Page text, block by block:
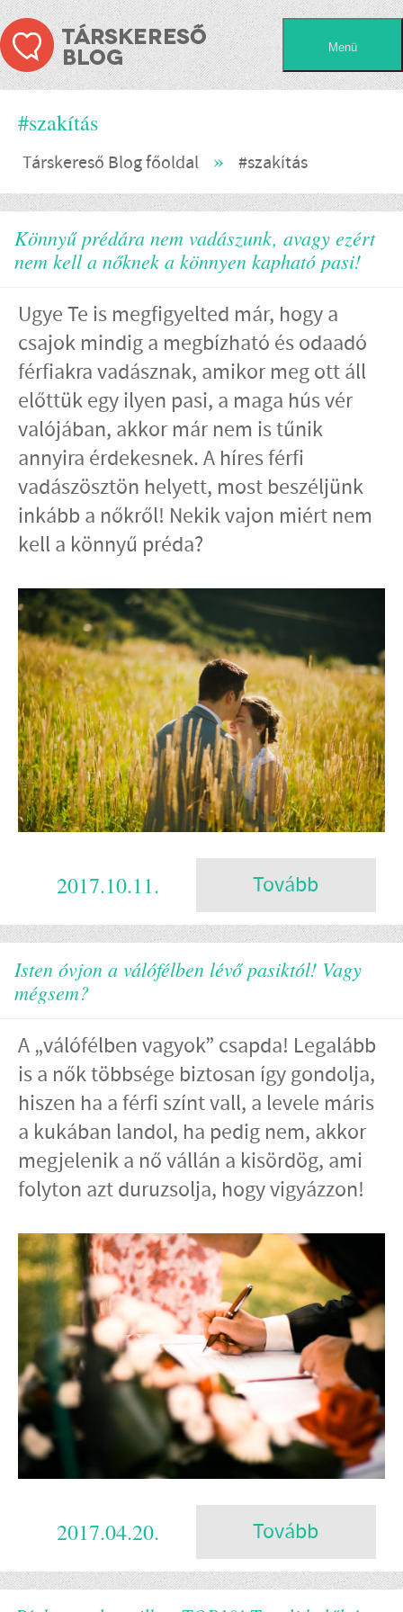
#szakítás
Társkereső Blog főoldal » #szakítás
Könnyű prédára nem vadászunk, avagy ezért
nem kell a nőknek a könnyen kapható pasi!
Ugye Te is megfigyelted már, hogy a
csajok mindig a megbízható és odaadó
férfiakra vadásznak, amikor meg ott áll
előttük egy ilyen pasi, a maga hús vér
valójában, akkor már nem is tűnik
annyira érdekesnek. A híres férfi
vadászösztön helyett, most beszéljünk
inkább a nőkről! Nekik vajon miért nem
kell a könnyű préda?
2017.10.11. Tovább
Isten óvjon a válófélben lévő pasiktól! Vagy
mégsem?
A „válófélben vagyok” csapda! Legalább
is a nők többsége biztosan így gondolja,
hiszen ha a férfi színt vall, a levele máris
a kukában landol, ha pedig nem, akkor
megjelenik a nő vállán a kisördög, ami
folyton azt duruzsolja, hogy vigyázzon!
2017.04.20. Tovább